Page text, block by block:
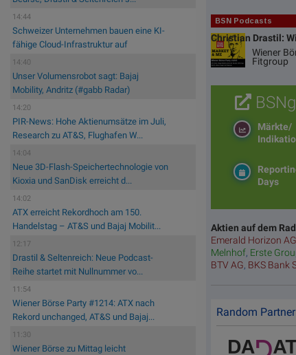
14:44
Schweizer Unternehmen bauen eine KI-
fähige Cloud-Infrastruktur auf
14:40
Unser Volumensrobot sagt: Bajaj
Mobility, Andritz (#gabb Radar)
14:20
PIR-News: Hohe Aktienumsätze im Juli,
Research zu AT&S, Flughafen W...
14:04
Neue 3D-Flash-Speichertechnologie von
Kioxia und SanDisk erreicht d...
14:02
ATX erreicht Rekordhoch am 150.
Handelstag – AT&S und Bajaj Mobilit...
12:17
Drastil & Seltenreich: Neue Podcast-
Reihe startet mit Nullnummer vo...
11:54
Wiener Börse Party #1214: ATX nach
Rekord unchanged, AT&S und Bajaj...
11:30
Wiener Börse zu Mittag leicht
BSN Podcasts
Christian Drastil:
Wiener
Fitgroup
Märkte/
Days
Aktien auf dem
Emerald Horizon AG
Melnhof, Erste
BTV AG, BKS Bank
Random Partner